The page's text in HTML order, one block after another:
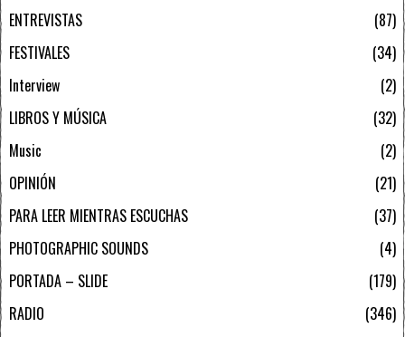
ENTREVISTAS
87
FESTIVALES
34
Interview
2
LIBROS Y MÚSICA
32
Music
2
OPINIÓN
21
PARA LEER MIENTRAS ESCUCHAS
37
PHOTOGRAPHIC SOUNDS
4
PORTADA – SLIDE
179
RADIO
346